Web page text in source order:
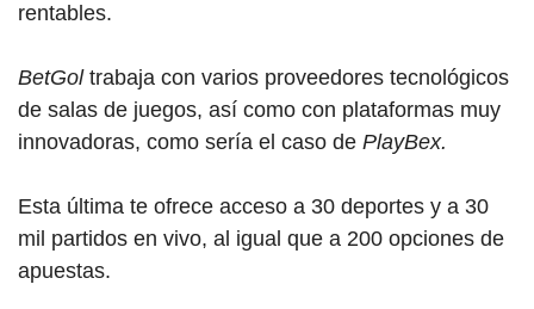
rentables.
BetGoltrabaja con varios proveedores tecnológicos
de salas de juegos, así como con plataformas muy
innovadoras, como sería el caso de PlayBex.
Esta última te ofrece acceso a 30 deportes y a 30
mil partidos en vivo, al igual que a 200 opciones de
apuestas.